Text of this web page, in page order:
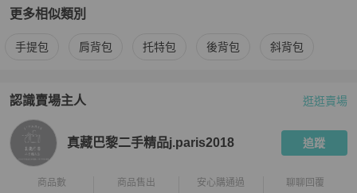
更多相似類別
更多Hermès 女包相似商品推薦
手提包 肩背包 托特包 後背包 斜背包
認識賣場主人
PopChill 拍拍圈嚴選賣家 真藏巴黎二手精品j.paris2018介紹
逛逛賣場
真藏巴黎二手精品j.paris2018 追蹤
商品數 商品售出 安心購通過 聊聊回覆